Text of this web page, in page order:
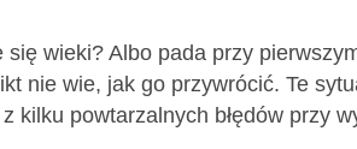
się wieki? Albo pada przy
nie wie, jak go przywrócić. Te
kilku powtarzalnych błędów przy